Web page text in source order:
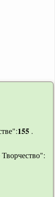
155 .